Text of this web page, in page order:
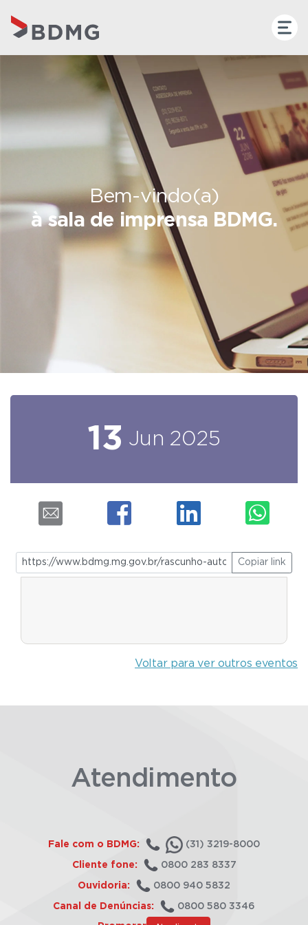
Bem-vindo(a)
à sala de imprensa BDMG.
13 Jun 2025
Copiar link
Voltar para ver outros eventos
Atendimento
Fale com o BDMG: (31) 3219-8000
Cliente fone: 0800 283 8337
Ouvidoria: 0800 940 5832
Canal de Denúncias: 0800 580 3346